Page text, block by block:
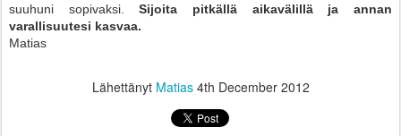
suuhuni sopivaksi.Sijoita pitkällä aikavälillä ja annan
varallisuutesi kasvaa.
Matias
Lähettänyt Matias 4th December 2012